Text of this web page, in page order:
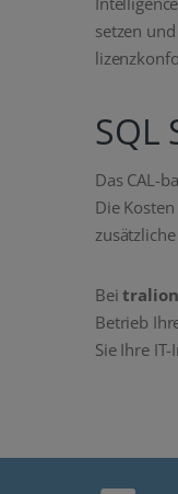
setzen
SQL
Das CAL-
Die
Beitralion
Betrieb
Sie Ihre